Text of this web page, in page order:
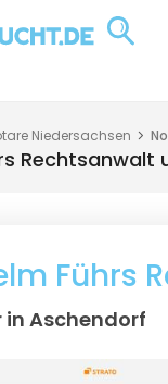
Niedersachsen
Rechtsanwalt
Führs
in Aschendorf